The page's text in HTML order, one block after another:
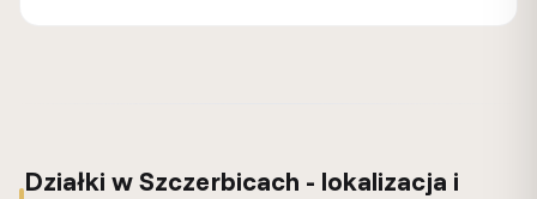
Działki w Szczerbicach - lokalizacja i